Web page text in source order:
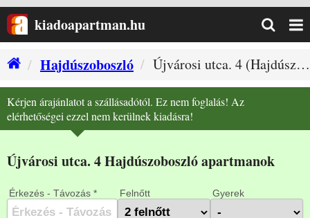
kiadoapartman.hu
Hajdúszoboszló
Újvárosi utca. 4 (Hajdúszoboszló szállás)
Kérjen árajánlatot a szállásadótól. Ez nem foglalás! Az
elérhetőségei ezzel nem kerülnek kiadásra!
Újvárosi utca. 4 Hajdúszoboszló apartmanok
Érkezés - Távozás * Felnőtt Gyerek